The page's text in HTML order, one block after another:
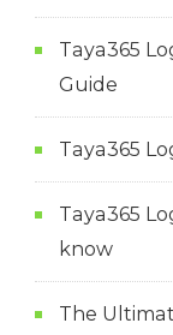
Taya365
Guide
Taya365
Taya365
know
The